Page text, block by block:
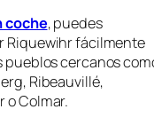
coche, puedes
Riquewihr fácilmente
pueblos cercanos
Ribeauvillé,
o Colmar.